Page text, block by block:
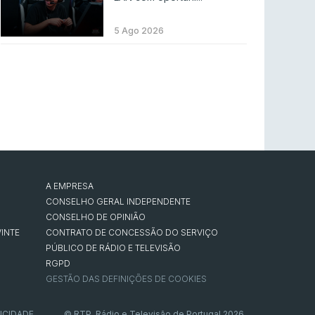
MOUZ surpreende Spirit para vencer BLAST
Bounty
RTP ARENA 23 jul 2026
BLAST Bounty S2 na RTP Arena: Regressa o
melhor Counter-Strike
COUNTER-STRIKE 18 jul 2026
5 Ago 2026
A EMPRESA
CONSELHO GERAL INDEPENDENTE
CONSELHO DE OPINIÃO
CONTRATO DE CONCESSÃO DO SERVIÇO
PÚBLICO DE RÁDIO E TELEVISÃO
RGPD
GESTÃO DAS DEFINIÇÕES DE COOKIES